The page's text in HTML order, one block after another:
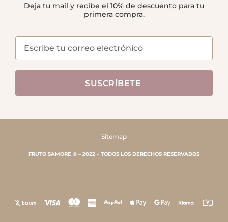
Deja tu mail y recibe el 10% de descuento para tu
primera compra.
SUSCRÍBETE
Sitemap
FRUTO SAMORE © – 2022 – TODOS LOS DERECHOS RESERVADOS